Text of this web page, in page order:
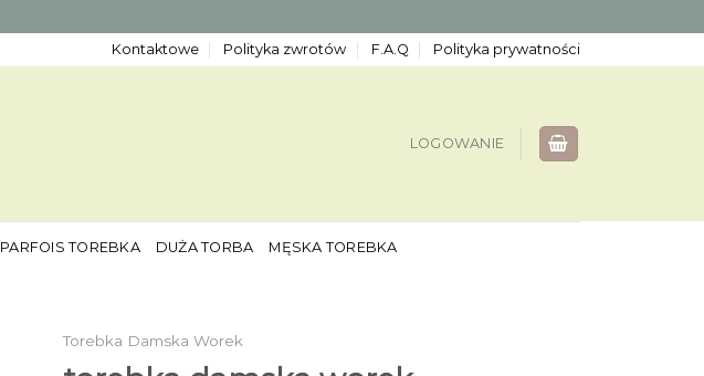
Kontaktowe Polityka zwrotów F.A.Q Polityka prywatności
LOGOWANIE
PARFOIS TOREBKA DUŻA TORBA MĘSKA TOREBKA
Torebka Damska Worek